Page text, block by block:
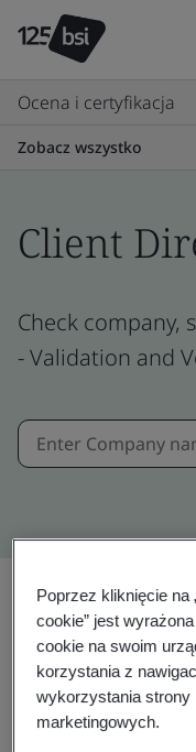
Ocena i certyfikacja
Zobacz wszystko
Client
Check company,
- Validation and
Virtusa
Poprzez kliknięcie
cookie” jest
cookie na swoim
korzystania z
wykorzystania strony
marketingowych.